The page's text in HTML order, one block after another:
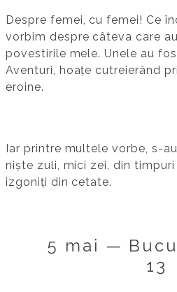
Despre femei, cu femei! Ce
vorbim despre câteva care
povestirile mele. Unele au
Aventuri, hoațe cutreierând
eroine.
Iar printre multele vorbe, s-
niște zuli, mici zei, din
izgoniți din cetate.
5 mai —
13